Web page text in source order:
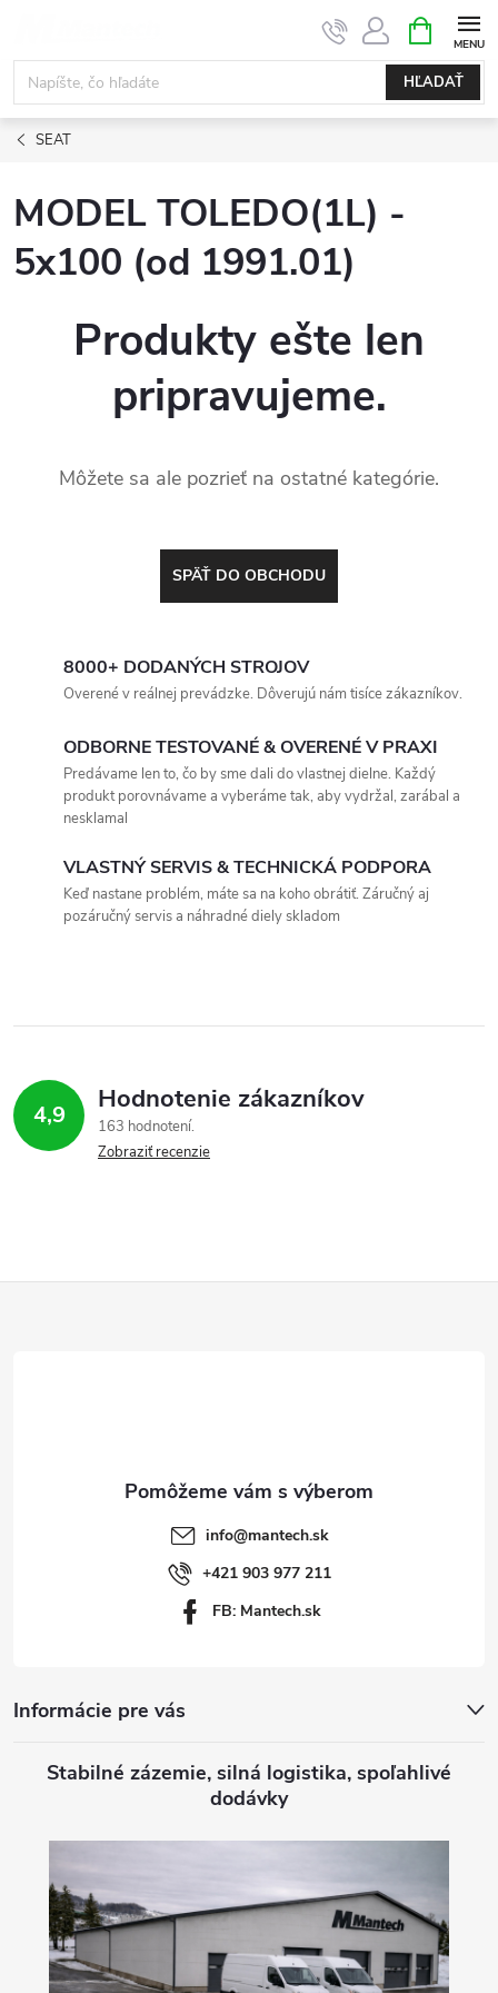
obsah
HĽADAŤ
KOŠÍK
SEAT
MODEL TOLEDO(1L) -
5x100 (od 1991.01)
Produkty ešte len
pripravujeme.
Môžete sa ale pozrieť na ostatné kategórie.
SPÄŤ DO OBCHODU
8000+ DODANÝCH STROJOV
Overené v reálnej prevádzke. Dôverujú nám tisíce zákazníkov.
ODBORNE TESTOVANÉ & OVERENÉ V PRAXI
Predávame len to, čo by sme dali do vlastnej dielne. Každý
produkt porovnávame a vyberáme tak, aby vydržal, zarábal a
nesklamal
VLASTNÝ SERVIS & TECHNICKÁ PODPORA
Keď nastane problém, máte sa na koho obrátiť. Záručný aj
pozáručný servis a náhradné diely skladom
4,9 Hodnotenie zákazníkov
163 hodnotení
Zobraziť recenzie
info@mantech.sk
+421 903 977 211
FB: Mantech.sk
Informácie pre vás
Stabilné zázemie, silná logistika, spoľahlivé
dodávky